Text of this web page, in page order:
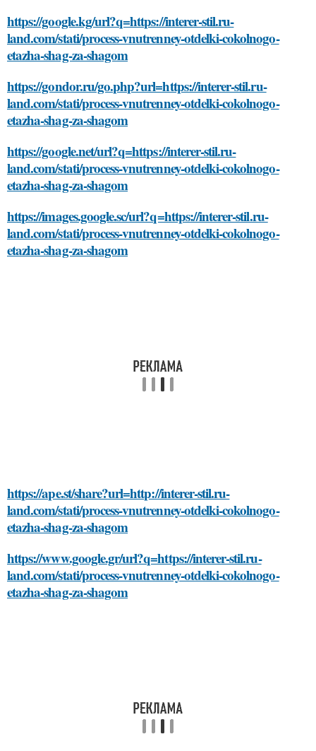
https://google.kg/url?q=https://interer-stil.ru-
land.com/stati/process-vnutrenney-otdelki-cokolnogo-
etazha-shag-za-shagom
https://gondor.ru/go.php?url=https://interer-stil.ru-
land.com/stati/process-vnutrenney-otdelki-cokolnogo-
etazha-shag-za-shagom
https://google.net/url?q=https://interer-stil.ru-
land.com/stati/process-vnutrenney-otdelki-cokolnogo-
etazha-shag-za-shagom
https://images.google.sc/url?q=https://interer-stil.ru-
land.com/stati/process-vnutrenney-otdelki-cokolnogo-
etazha-shag-za-shagom
https://ape.st/share?url=http://interer-stil.ru-
land.com/stati/process-vnutrenney-otdelki-cokolnogo-
etazha-shag-za-shagom
https://www.google.gr/url?q=https://interer-stil.ru-
land.com/stati/process-vnutrenney-otdelki-cokolnogo-
etazha-shag-za-shagom